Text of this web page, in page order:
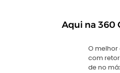
Aqui na 360
O
com
de no